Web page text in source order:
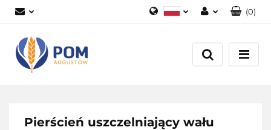
Zaloguj się
Załóż konto
(0)
Pierścień uszczelniający wału